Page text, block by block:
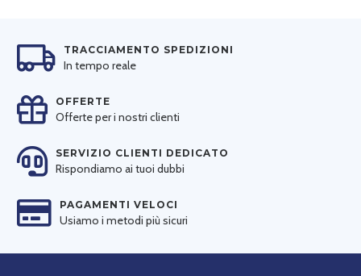
TRACCIAMENTO SPEDIZIONI
In tempo reale
OFFERTE
Offerte per i nostri clienti
SERVIZIO CLIENTI DEDICATO
Rispondiamo ai tuoi dubbi
PAGAMENTI VELOCI
Usiamo i metodi più sicuri